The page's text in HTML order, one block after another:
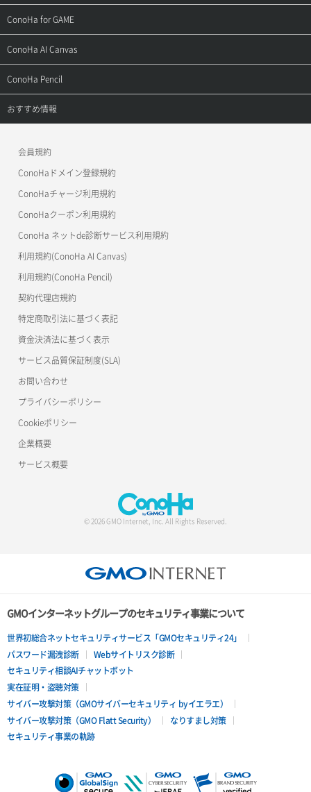
お問い合わせ
よくある質問
ご利用ガイド
APIドキュメントVPS3.0
サポートトップ
ご利用ガイド
APIドキュメントVPS3.0
ConoHa for GAME
サポートトップ
ご利用ガイド
ConoHa AI Canvas
サポートトップ
ご利用ガイド
ConoHa Pencil
サポートトップ
おすすめ情報
美雲このは徹底ガイド
会員規約
ConoHaドメイン登録規約
ConoHaチャージ利用規約
ConoHaクーポン利用規約
ConoHa ネットde診断サービス利用規約
利用規約(ConoHa AI Canvas)
利用規約(ConoHa Pencil)
契約代理店規約
特定商取引法に基づく表記
資金決済法に基づく表示
サービス品質保証制度(SLA)
お問い合わせ
プライバシーポリシー
Cookieポリシー
企業概要
サービス概要
© 2026 GMO Internet, Inc. All Rights Reserved.
GMOインターネットグループのセキュリティ事業について
世界初総合ネットセキュリティサービス「GMOセキュリティ24」
パスワード漏洩診断
Webサイトリスク診断
セキュリティ相談AIチャットボット
実在証明・盗聴対策
サイバー攻撃対策（GMOサイバーセキュリティ byイエラエ）
サイバー攻撃対策（GMO Flatt Security）
なりすまし対策
セキュリティ事業の軌跡